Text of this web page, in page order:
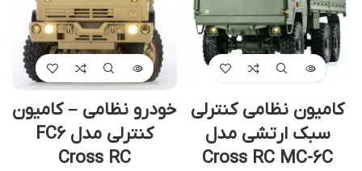
کامیون نظامی کنترلی
سبک ارتشی مدل
Cross RC MC-6C
خودرو نظامی – کامیون
کنترلی مدل FC6
Cross RC